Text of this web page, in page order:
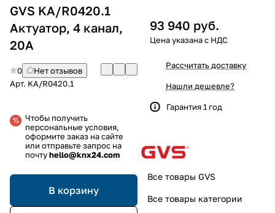
GVS KA/R0420.1
Актуатор, 4 канал,
20А
0
Нет отзывов
Арт. KA/R0420.1
Чтобы получить
персональные условия,
оформите заказ на сайте
или отправьте запрос на
почтуhello@knx24.com
В корзину
93 940 руб.
Рассчитать доставку
Нашли дешевле?
Гарантия 1 год
Все товары GVS
Все товары категории